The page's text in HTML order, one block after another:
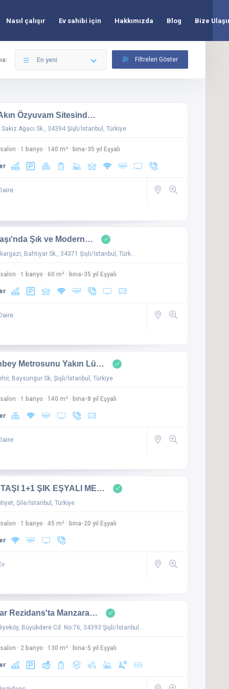
Nasıl çalışır Ev sahibi için Hakkımızda Blog Bize
En yeni Filtreleri Göster
Özyuvam Sitesind…
Sakız Ağacı Sk., 34394 Şişli/İstanbul, Türkiye
·1 banyo ·140 m² · bina-35 yıl Eşyalı
Şık ve Modern…
Bahtiyar Sk., 34371 Şişli/İstanbul, Türk…
·1 banyo ·60 m² · bina-35 yıl Eşyalı
Metrosunu Yakın Lü…
Baysungur Sk, Şişli/İstanbul, Türkiye
·1 banyo ·140 m² · bina-8 yıl Eşyalı
1+1 ŞIK EŞYALI ME…
Şile/İstanbul, Türkiye
·1 banyo ·45 m² · bina-20 yıl Eşyalı
Rezidans'ta Manzara…
Büyükdere Cd. No:76, 34393 Şişli/İstanbul…
· 2 banyo ·130 m² · bina-5 yıl Eşyalı